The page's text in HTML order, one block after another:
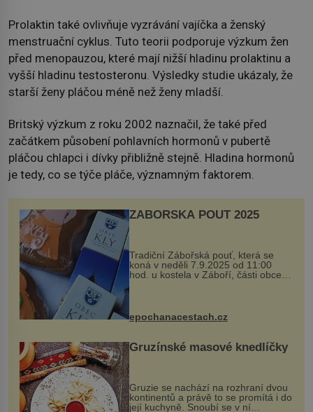
Prolaktin také ovlivňuje vyzrávání vajíčka a ženský
menstruační cyklus. Tuto teorii podporuje výzkum žen
před menopauzou, které mají nižší hladinu prolaktinu a
vyšší hladinu testosteronu. Výsledky studie ukázaly, že
starší ženy pláčou méně než ženy mladší.
Britský výzkum z roku 2002 naznačil, že také před
začátkem působení pohlavních hormonů v pubertě
pláčou chlapci i dívky přibližně stejně. Hladina hormonů
je tedy, co se týče pláče, významným faktorem.
ZÁBOŘSKÁ POUŤ 2025
Tradiční Zábořská pouť, která se
koná v neděli 7.9.2025 od 11:00
hod. u kostela v Záboří, části obce
Kly u Mělníka. V programu naleznete
komentovanou prohlídku kostela,
epochanacestach.cz
Gruzínské masové knedlíčky
Gruzie se nachází na rozhraní dvou
kontinentů a právě to se promítá i do
její kuchyně. Snoubí se v ní